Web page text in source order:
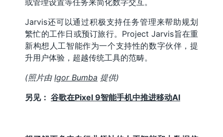
或管理设置等任务来简化数字交互。
Jarvis还可以通过积极支持任务管理来帮助规划
繁忙的工作日或预订旅行。Project Jarvis旨在重
新构想人工智能作为一个支持性的数字伙伴，提
升用户体验，超越传统工具的范畴。
(照片由 Igor Bumba 提供)
另见： 谷歌在Pixel 9智能手机中推进移动AI